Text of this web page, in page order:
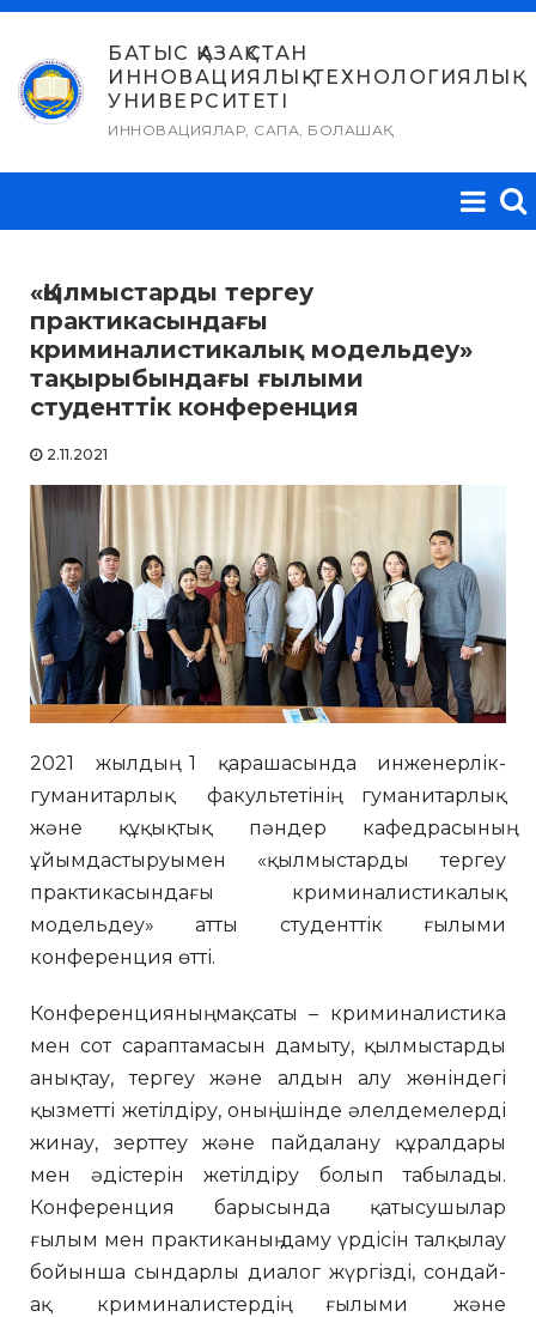
Skip
content
БАТЫС ҚАЗАҚСТАН
ИННОВАЦИЯЛЫҚ-ТЕХНОЛОГИЯЛЫҚ
УНИВЕРСИТЕТІ
ИННОВАЦИЯЛАР, САПА, БОЛАШАҚ
«Қылмыстарды тергеу
практикасындағы
криминалистикалық модельдеу»
тақырыбындағы ғылыми
студенттік конференция
2.11.2021
2021 жылдың 1 қарашасында инженерлік-
гуманитарлық факультетінің гуманитарлық
және құқықтық пәндер кафедрасының
ұйымдастыруымен «қылмыстарды тергеу
практикасындағы криминалистикалық
модельдеу» атты студенттік ғылыми
конференция өтті.
Конференцияның мақсаты – криминалистика
мен сот сараптамасын дамыту, қылмыстарды
анықтау, тергеу және алдын алу жөніндегі
қызметті жетілдіру, оның ішінде әлелдемелерді
жинау, зерттеу және пайдалану құралдары
мен әдістерін жетілдіру болып табылады.
Конференция барысында қатысушылар
ғылым мен практиканың даму үрдісін талқылау
бойынша сындарлы диалог жүргізді, сондай-
ақ криминалистердің ғылыми және